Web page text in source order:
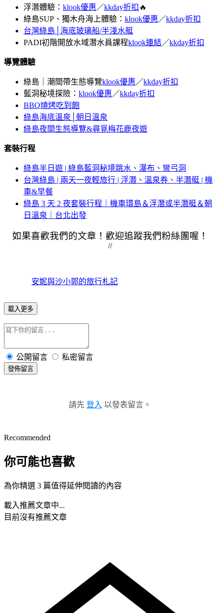
浮潛體驗： klook優惠 ／kkday折扣 🔥
綠島SUP、獨木舟海上體驗： klook優惠 ／kkday折扣
台灣綠島│海底玻璃船/半淺水艇
PADI初階開放水域潛水員課程klook連結／kkday折扣
導覽體驗
綠島｜潮間帶生態導覽klook優惠 ／kkday折扣
藍洞秘境探險： klook優惠 ／kkday折扣
BBQ燒烤吃到飽
綠島海底溫泉│朝日溫泉
綠島夜間生態導覽&尋覓梅花鹿夜遊
套裝行程
綠島半日遊 | 綠島藍洞秘境跳水、瀑布、彎弓洞
台灣綠島 | 兩天一夜輕旅行 | 浮潛、溫泉券、半潛艇 | 機
車&早餐
綠島 3 天 2 夜套裝行程｜機車環島＆浮潛或半潛艇＆朝
日溫泉｜台北出發
如果喜歡我們的文章！歡迎追蹤我們粉絲團喔！
//
安妮與沙小郭的旅行札記
載入更多
公開留言 私密留言
發佈留言
請先 登入 以發表留言。
Recommended
你可能也喜歡
為你精選 3 篇值得延伸閱讀的內容
載入推薦文章中...
目前沒有推薦文章